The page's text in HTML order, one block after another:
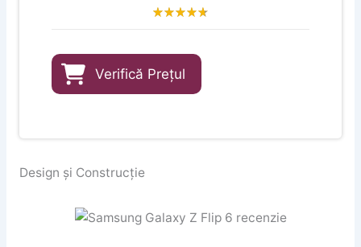
Verifică Prețul
Design și Construcție